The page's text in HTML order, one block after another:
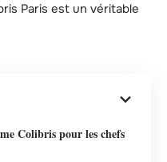
Paris est un véritable
Colibris pour les chefs